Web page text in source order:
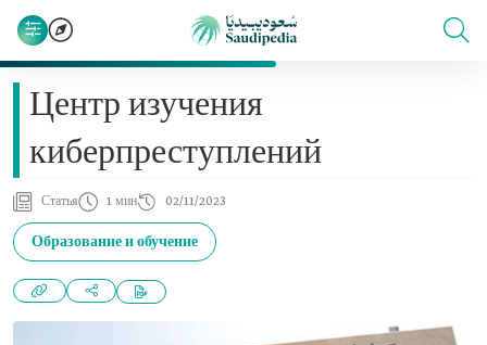
Центр изучения
киберпреступлений
Статья 1 мин 02/11/2023
Образование и обучение